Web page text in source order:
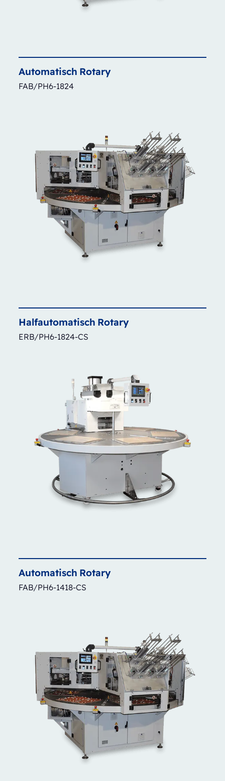
Automatisch Rotary
FAB/PH6-1824
Halfautomatisch Rotary
ERB/PH6-1824-CS
Automatisch Rotary
FAB/PH6-1418-CS